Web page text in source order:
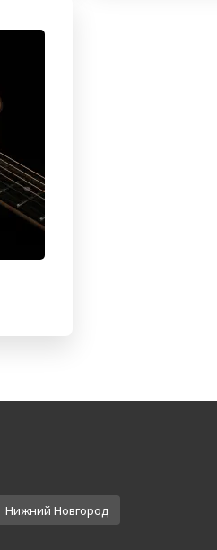
Нижний Новгород